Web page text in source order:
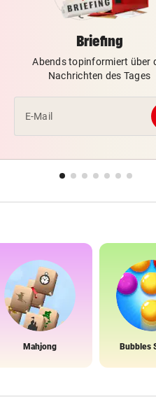
Briefing
Abends topinformiert über
Nachrichten des Tages
E-Mail
Mahjong Bubbles